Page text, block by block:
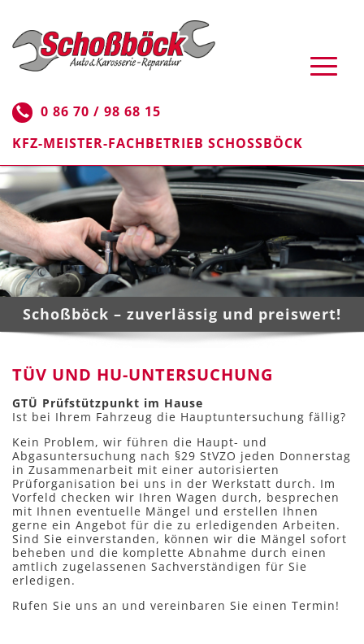
0 86 70 / 98 68 15
KFZ-MEISTER-FACHBETRIEB SCHOSSBÖCK
Schoßböck – zuverlässig und preiswert!
TÜV UND HU-UNTERSUCHUNG
GTÜ Prüfstützpunkt im Hause
Ist bei Ihrem Fahrzeug die Hauptuntersuchung fällig?
Kein Problem, wir führen die Haupt- und
Abgasuntersuchung nach §29 StVZO jeden Donnerstag
in Zusammenarbeit mit einer autorisierten
Prüforganisation bei uns in der Werkstatt durch. Im
Vorfeld checken wir Ihren Wagen durch, besprechen
mit Ihnen eventuelle Mängel und erstellen Ihnen
gerne ein Angebot für die zu erledigenden Arbeiten.
Sind Sie einverstanden, können wir die Mängel sofort
beheben und die komplette Abnahme durch einen
amtlich zugelassenen Sachverständigen für Sie
erledigen.
Rufen Sie uns an und vereinbaren Sie einen Termin!